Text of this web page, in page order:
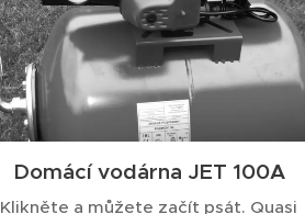
Domácí vodárna JET 100A
Klikněte a můžete začít psát. Quasi